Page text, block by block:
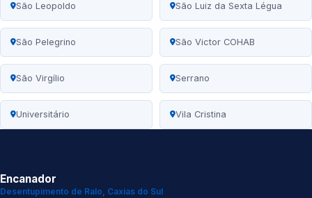
São Leopoldo São Luiz da Sexta Légua
São Pelegrino São Victor COHAB
São Virgílio Serrano
Universitário Vila Cristina
Encanador
Desentupimento de Ralo, Caxias do Sul